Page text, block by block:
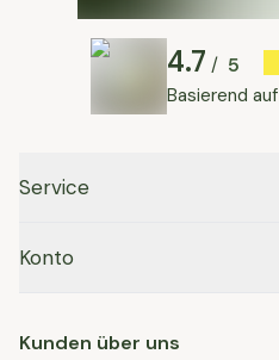
4.7 / 5
Basierend auf
Service
Konto
Kunden über uns